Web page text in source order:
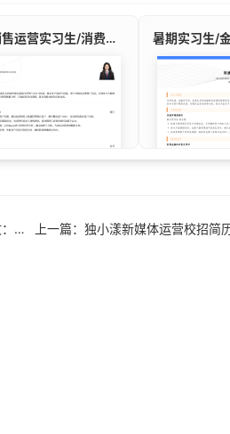
FILA销售运营实习生/消费品/零售/实习生简历模板
下一篇：2027届FILA销售运营实习生简历范文：零售实战经验如何打动HR